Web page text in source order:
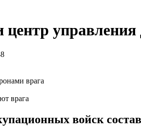
управления
врага
войск